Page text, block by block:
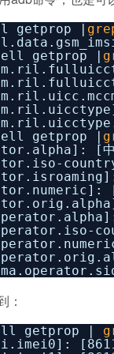
getprop |
getprop |
getprop |
[中
：
getprop |